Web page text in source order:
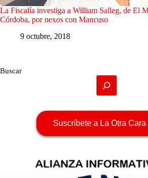
La Fiscalía investiga a William Salleg, de El
Córdoba, por nexos con Mancuso
9 octubre, 2018
Buscar
Suscríbete a La Otra Cara